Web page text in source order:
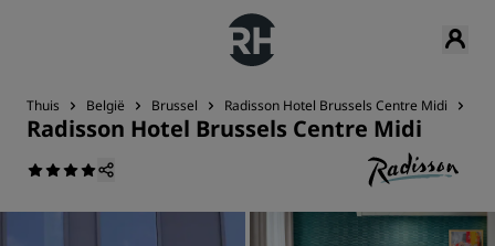
Thuis België Brussel Radisson Hotel Brussels Centre Midi
Radisson Hotel Brussels Centre Midi